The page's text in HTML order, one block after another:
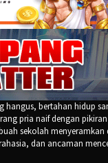
hangus, bertahan hidup
pria naif dengan
sekolah
dan ancaman